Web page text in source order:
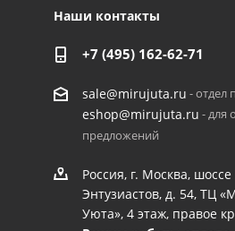
Наши контакты
+7 (495) 162-62-71
sale@mirujuta.ru - отдел
eshop@mirujuta.ru - для
предложений
Россия, г. Москва, шоссе
Энтузиастов, д. 54, ТЦ
Уюта», 4 этаж, правое